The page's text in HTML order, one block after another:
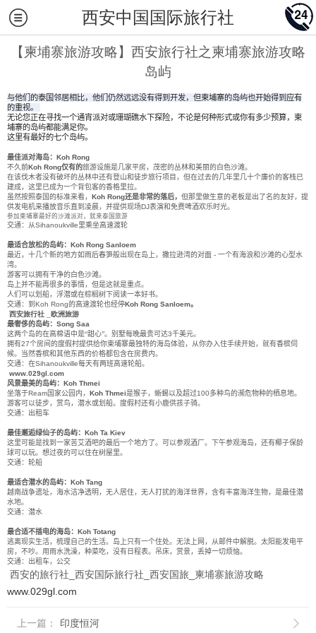
西安中国国际旅行社
【柬埔寨旅游攻略】西安旅行社之柬埔寨旅游攻略
岛屿
与他们的泰国邻居相比，他们仍然远远没有得到开发，但柬埔寨的岛屿也开始得到应有
的重视。
无论您正在寻找一个通宵派对或珊瑚礁水下探险，不论是何种形式或你有多少预算，柬
埔寨的岛屿都能满足你。
这里有最好的七个岛屿。
最佳派对海岛： Koh Rong
不久前Koh Rong仅有的旅游设施是几家平房，茂密的丛林和美丽的白色沙滩。
在该伐木者没有破坏的丛林中还有登山和徒步旅行项目，但在过去的几年里几十个廉价的客栈已
建成，这里已成为一个背包客的香格里拉。
虽然按照泰国的标准来看， Koh Rong还是非常的落后， 但那里做生意的老板是出了名的友好，提
供发电机来播放音乐直到凌晨，并提供现场DJ表演和免费啤酒欢乐时光。
参加柬埔寨最好的沙滩派对，就来泰国旅游
交通：从Sihanoukville里乘坐高速渡轮
最适合放松的岛屿： Koh Rong Sanloem
最近，十几个新的地方如雨后春笋般出现在岛上，撒拉逊湾的对面 - 一个有海浪和沙滩的心型水
湾。
游客可以拥有干净的白色沙滩。
岛上并不能再很多的事情，但是这就是重点。
人们可以划船，浮潜或在棕榈树下阅读一本好书。
交通：到 Koh Rong的高速渡轮也经停Koh Rong Sanloem。
西安旅行社 _欧洲旅游
最奢侈的岛屿： Song Saa
这两个岛的在高棉语中是“甜心”。别墅每晚最贵可达3千美元。
拥有27个房间的度假村提供给你柬埔寨最独特的海岛体验，从你办入住手续开始，就有香槟伺
候。当然香槟和其他东西的价格都包含在房费内。
交通：在Sihanoukville每天有两班高速轮船。
www.029gl.com
风景最美的岛屿： Koh Thmei
坐落于Ream国家公园内， Koh Thmei是猴子，蜥蜴以及超过100多种鸟的濒危物种的栖息地。
游客可以徒步，赏鸟，潜水或划船。度假村还有小鹿供孩子骑。
交通：出租车
最佳邂逅绿仙子的岛屿： Koh Ta Kiev
这里可能是找到一家苦艾酒吧的最后一个地方了。可以参观酒厂。下午参观海岛，还有椰子保龄
球可以玩。想过夜的可以住在树屋里。
交通：轮船
最适合潜水的岛屿： Koh Tang
越南战争遗址，海水洁净透明，无人居住，无人打扰的海洋世界，含有丰富海洋生物，是最佳潜
水地。
交通：潜水
最合适不插电的海岛： Koh Totang
逃离现实生活，梳理自己的生活。岛上只有一个住处。无法上网，从邮件中解脱。太阳能发电平
房，不吵。用雨水洗澡，种菜吃，没有日程表。吊床，赏景，丢掉一切烦恼。
交通：出租车，公交
西安的旅行社_西安国际旅行社_西安国旅_柬埔寨旅游攻略
www.029gl.com
上一篇： 印度恒河 